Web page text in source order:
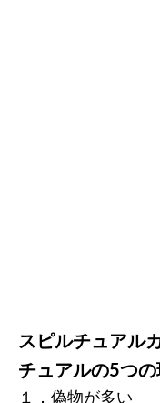
スピルチュアル
チュアルの5つ
１．偽物が多い